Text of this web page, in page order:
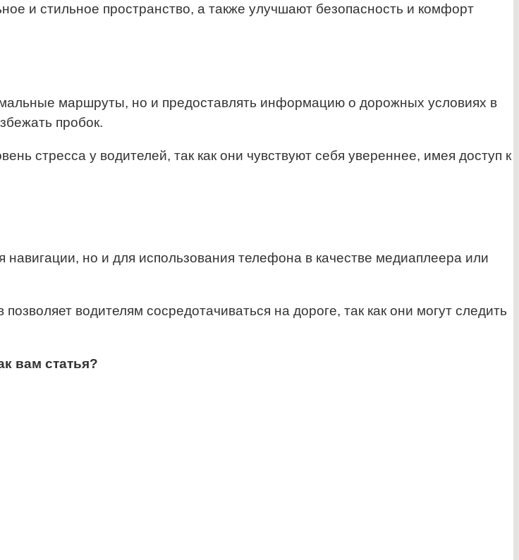
и стильное пространство, а также улучшают безопасность и комфорт
маршруты, но и предоставлять информацию о дорожных условиях в
пробок.
стресса у водителей, так как они чувствуют себя увереннее, имея доступ к
но и для использования телефона в качестве медиаплеера или
водителям сосредотачиваться на дороге, так как они могут следить
вам статья?